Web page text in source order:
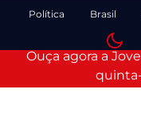
Política Brasil
Ouça agora a